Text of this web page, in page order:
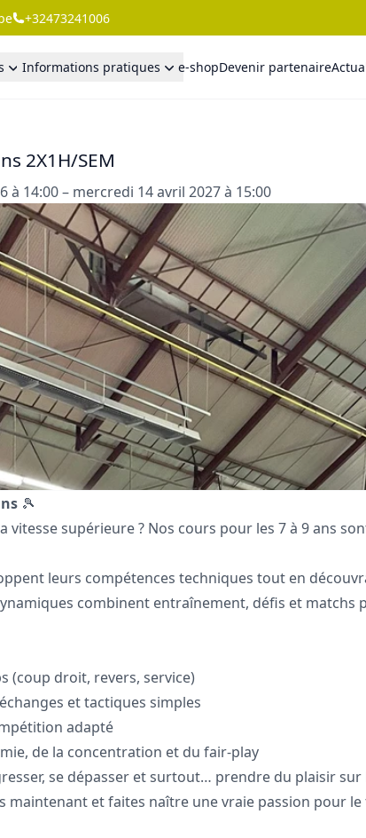
+32473241006
Informations pratiques e-shopDevenir partenaire
2X1H/SEM
14:00 – mercredi 14 avril 2027 à 15:00
🎾
vitesse supérieure ? Nos cours pour les 7 à 9 ans
leurs compétences techniques tout en
combinent entraînement, défis et
(coup droit, revers, service)
et tactiques simples
adapté
de la concentration et du fair-play
se dépasser et surtout… prendre du plaisir sur
maintenant et faites naître une vraie passion pour le